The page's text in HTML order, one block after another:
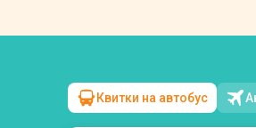
Таранівка →
чт, 6 серпня/1 пасажир
Квитки на автобус